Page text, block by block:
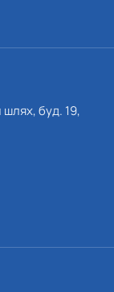
шлях, буд. 19,